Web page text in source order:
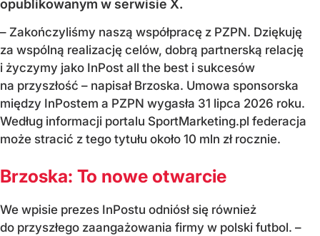
opublikowanym w serwisie X.
– Zakończyliśmy naszą współpracę z PZPN. Dziękuję
za wspólną realizację celów, dobrą partnerską relację
i życzymy jako InPost all the best i sukcesów
na przyszłość – napisał Brzoska. Umowa sponsorska
między InPostem a PZPN wygasła 31 lipca 2026 roku.
Według informacji portalu SportMarketing.pl federacja
może stracić z tego tytułu około 10 mln zł rocznie.
Brzoska: To nowe otwarcie
We wpisie prezes InPostu odniósł się również
do przyszłego zaangażowania firmy w polski futbol. –